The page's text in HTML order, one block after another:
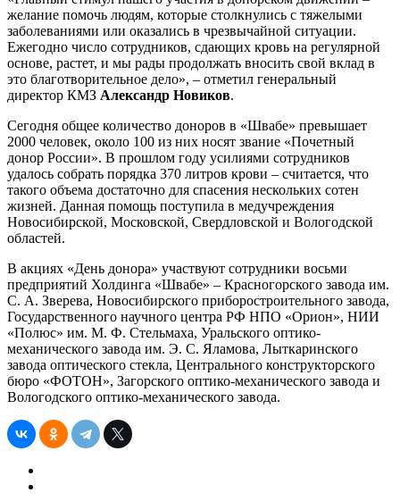
желание помочь людям, которые столкнулись с тяжелыми
заболеваниями или оказались в чрезвычайной ситуации.
Ежегодно число сотрудников, сдающих кровь на регулярной
основе, растет, и мы рады продолжать вносить свой вклад в
это благотворительное дело», – отметил генеральный
директор КМЗ Александр Новиков.
Сегодня общее количество доноров в «Швабе» превышает
2000 человек, около 100 из них носят звание «Почетный
донор России». В прошлом году усилиями сотрудников
удалось собрать порядка 370 литров крови – считается, что
такого объема достаточно для спасения нескольких сотен
жизней. Данная помощь поступила в медучреждения
Новосибирской, Московской, Свердловской и Вологодской
областей.
В акциях «День донора» участвуют сотрудники восьми
предприятий Холдинга «Швабе» – Красногорского завода им.
С. А. Зверева, Новосибирского приборостроительного завода,
Государственного научного центра РФ НПО «Орион», НИИ
«Полюс» им. М. Ф. Стельмаха, Уральского оптико-
механического завода им. Э. С. Яламова, Лыткаринского
завода оптического стекла, Центрального конструкторского
бюро «ФОТОН», Загорского оптико-механического завода и
Вологодского оптико-механического завода.